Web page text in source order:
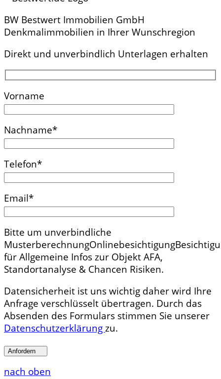
BW Bestwert Immobilien GmbH
Denkmalimmobilien in Ihrer Wunschregion
Direkt und unverbindlich Unterlagen erhalten
Vorname
Nachname*
Telefon*
Email*
Bitte um unverbindliche
MusterberechnungOnlinebesichtigung
für Allgemeine Infos zur Objekt AFA,
Standortanalyse & Chancen Risiken.
Datensicherheit ist uns wichtig daher wird Ihre
Anfrage verschlüsselt übertragen. Durch das
Absenden des Formulars stimmen Sie unserer
Datenschutzerklärungzu.
Anfordern
nach oben